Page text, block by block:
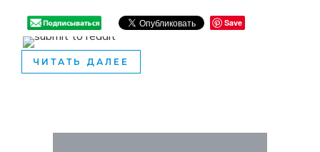
Save
ЧИТАТЬ ДАЛЕЕ